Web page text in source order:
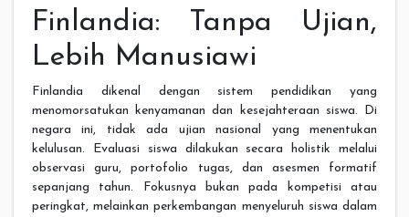
Finlandia: Tanpa Ujian,
Lebih Manusiawi
Finlandia dikenal dengan sistem pendidikan yang
menomorsatukan kenyamanan dan kesejahteraan siswa. Di
negara ini, tidak ada ujian nasional yang menentukan
kelulusan. Evaluasi siswa dilakukan secara holistik melalui
observasi guru, portofolio tugas, dan asesmen formatif
sepanjang tahun. Fokusnya bukan pada kompetisi atau
peringkat, melainkan perkembangan menyeluruh siswa dalam